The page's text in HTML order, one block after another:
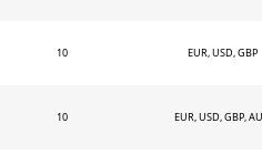
10 EUR, USD, GBP
10 EUR, USD, GBP,